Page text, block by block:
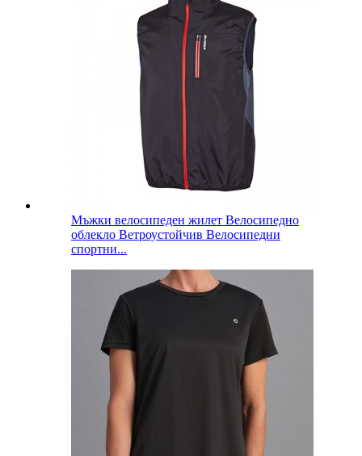
Мъжки велосипеден жилет Велосипедно
облекло Ветроустойчив Велосипедни
спортни...